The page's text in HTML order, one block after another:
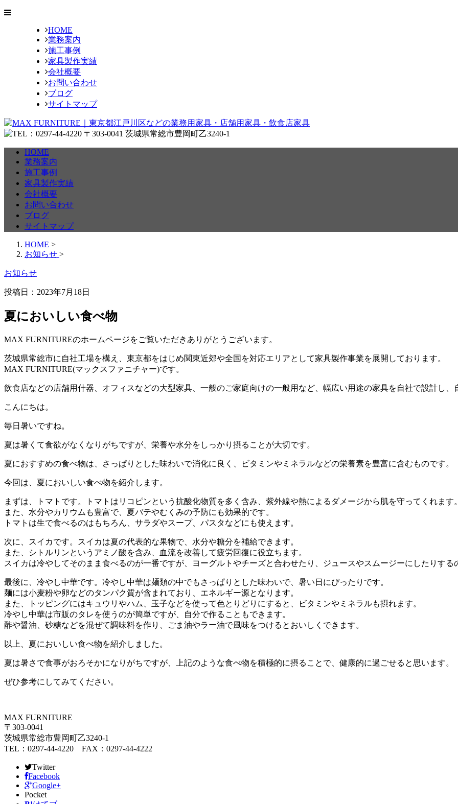
HOME
業務案内
施工事例
家具製作実績
会社概要
お問い合わせ
ブログ
サイトマップ
HOME
業務案内
施工事例
家具製作実績
会社概要
お問い合わせ
ブログ
サイトマップ
HOME >
お知らせ >
お知らせ
投稿日： 2023年7月18日
夏においしい食べ物
MAX FURNITUREのホームページをご覧いただきありがとうございます。
茨城県常総市に自社工場を構え、東京都をはじめ関東近郊や全国を対応エリアとして家具製作事業を展開しております。
MAX FURNITURE(マックスファニチャー)です。
飲食店などの店舗用什器、オフィスなどの大型家具、一般のご家庭向けの一般用など、幅広い用途の家具を自社で設計し、
こんにちは。
毎日暑いですね。
夏は暑くて食欲がなくなりがちですが、栄養や水分をしっかり摂ることが大切です。
夏におすすめの食べ物は、さっぱりとした味わいで消化に良く、ビタミンやミネラルなどの栄養素を豊富に含むものです。
今回は、夏においしい食べ物を紹介します。
まずは、トマトです。トマトはリコピンという抗酸化物質を多く含み、紫外線や熱によるダメージから肌を守ってくれます。
また、水分やカリウムも豊富で、夏バテやむくみの予防にも効果的です。
トマトは生で食べるのはもちろん、サラダやスープ、パスタなどにも使えます。
次に、スイカです。スイカは夏の代表的な果物で、水分や糖分を補給できます。
また、シトルリンというアミノ酸を含み、血流を改善して疲労回復に役立ちます。
スイカは冷やしてそのまま食べるのが一番ですが、ヨーグルトやチーズと合わせたり、ジュースやスムージーにしたりする
最後に、冷やし中華です。冷やし中華は麺類の中でもさっぱりとした味わいで、暑い日にぴったりです。
麺には小麦粉や卵などのタンパク質が含まれており、エネルギー源となります。
また、トッピングにはキュウリやハム、玉子などを使って色とりどりにすると、ビタミンやミネラルも摂れます。
冷やし中華は市販のタレを使うのが簡単ですが、自分で作ることもできます。
酢や醤油、砂糖などを混ぜて調味料を作り、ごま油やラー油で風味をつけるとおいしくできます。
以上、夏においしい食べ物を紹介しました。
夏は暑さで食事がおろそかになりがちですが、上記のような食べ物を積極的に摂ることで、健康的に過ごせると思います。
ぜひ参考にしてみてください。
MAX FURNITURE
〒303-0041
茨城県常総市豊岡町乙3240-1
TEL：0297-44-4220 FAX：0297-44-4222
Twitter
Facebook
Google+
Pocket